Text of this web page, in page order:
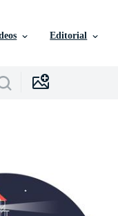
Editorial